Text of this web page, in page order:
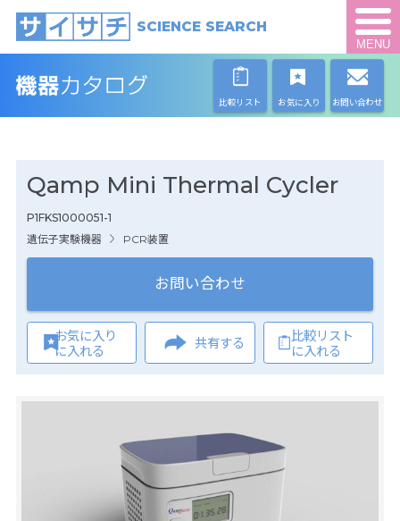
SCIENCE SEARCH
MENU
比較リスト お気に入り お問い合わせ
Qamp Mini Thermal Cycler
P1FKS1000051-1
遺伝子実験機器
PCR装置
お問い合わせ
お気に入り
に入れる
共有する
比較リスト
に入れる